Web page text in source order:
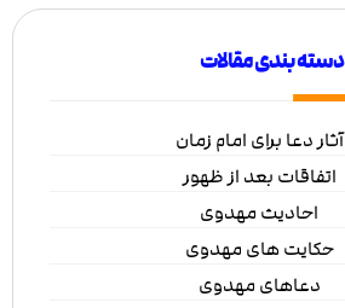
دسته بندی مقالات
آثار دعا برای امام زمان
اتفاقات بعد از ظهور
احادیث مهدوی
حکایت های مهدوی
دعاهای مهدوی